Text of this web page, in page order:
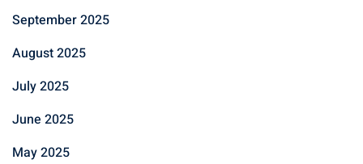
September 2025
August 2025
July 2025
June 2025
May 2025